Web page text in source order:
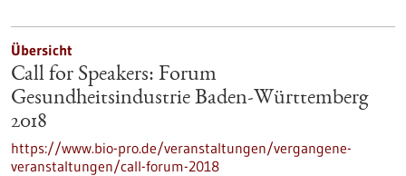
Übersicht
Call for Speakers: Forum
Gesundheitsindustrie Baden-Württemberg
2018
https://www.bio-pro.de/veranstaltungen/vergangene-
veranstaltungen/call-forum-2018